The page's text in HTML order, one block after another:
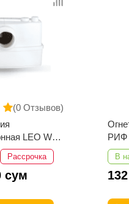
(0 Отзывов)
порошковый
Рассрочка В